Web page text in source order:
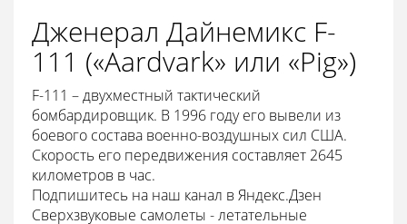
Дженерал Дайнемикс F-
111 («Aardvark» или «Pig»)
F-111 – двухместный тактический
бомбардировщик. В 1996 году его вывели из
боевого состава военно-воздушных сил США.
Скорость его передвижения составляет 2645
километров в час.
Подпишитесь на наш канал в Яндекс.Дзен
Сверхзвуковые самолеты - летательные